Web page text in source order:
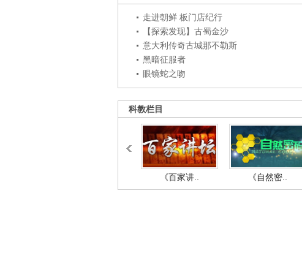
走进朝鲜 板门店纪行
【探索发现】古蜀金沙
意大利传奇古城那不勒斯
黑暗征服者
眼镜蛇之吻
科教栏目
《百家讲.. 《自然密..